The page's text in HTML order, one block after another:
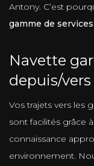
Antony. C’est
gamme de services
Navette
depuis/
Vos trajets vers les
sont facilités grâce
connaissance
environnement.